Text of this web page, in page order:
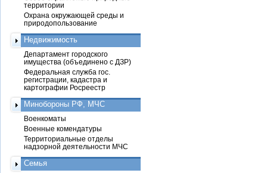
территории
Охрана окружающей среды и
природопользование
Недвижимость
Департамент городского
имущества (объединено с ДЗР)
Федеральная служба гос.
регистрации, кадастра и
картографии Росреестр
Минобороны РФ, МЧС
Военкоматы
Военные комендатуры
Территориальные отделы
надзорной деятельности МЧС
Семья